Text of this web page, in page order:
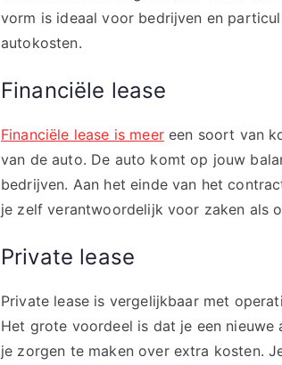
vorm is ideaal voor bedrijven en
autokosten.
Financiële lease
Financiële lease is meereen soort van
van de auto. De auto komt op jouw
bedrijven. Aan het einde van het
je zelf verantwoordelijk voor zaken als
Private lease
Private lease is vergelijkbaar met
Het grote voordeel is dat je een
je zorgen te maken over extra kosten.